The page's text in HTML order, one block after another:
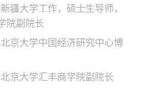
疆大学工作，硕士生导师，
院副院长
京大学中国经济研究中心博
京大学汇丰商学院副院长